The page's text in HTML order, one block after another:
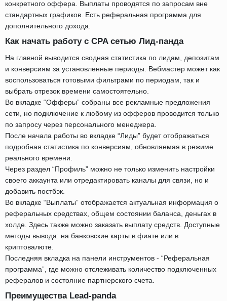
конкретного оффера. Выплаты проводятся по запросам вне
стандартных графиков. Есть реферальная программа для
дополнительного дохода.
Как начать работу с CPA сетью Лид-панда
На главной выводится сводная статистика по лидам, депозитам
и конверсиям за установленные периоды. Вебмастер может как
воспользоваться готовыми фильтрами по периодам, так и
выбрать отрезок времени самостоятельно.
Во вкладке “Офферы” собраны все рекламные предложения
сети, но подключение к любому из офферов проводится только
по запросу через персонального менеджера.
После начала работы во вкладке “Лиды” будет отображаться
подробная статистика по конверсиям, обновляемая в режиме
реального времени.
Через раздел “Профиль” можно не только изменить настройки
своего аккаунта или отредактировать каналы для связи, но и
добавить постбэк.
Во вкладке “Выплаты” отображается актуальная информация о
реферальных средствах, общем состоянии баланса, деньгах в
холде. Здесь также можно заказать выплату средств. Доступные
методы вывода: на банковские карты в фиате или в
криптовалюте.
Последняя вкладка на панели инструментов - “Реферальная
программа”, где можно отслеживать количество подключенных
рефералов и состояние партнерского счета.
Преимущества Lead-panda